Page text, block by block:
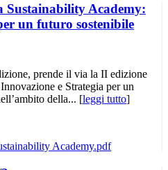
Sustainability Academy:
un futuro sostenibile
prende il via la II edizione
e Strategia per un
della... [leggi tutto]